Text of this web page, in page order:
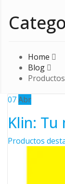
Home
Blog
07Abr
Klin: Tu
Categories
Productos